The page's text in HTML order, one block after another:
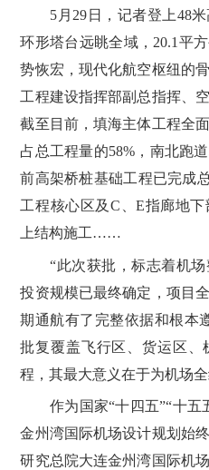
5月29日，记者登上48米
环形塔台远眺全域，20.1平
势恢宏，现代化航空枢纽的
工程建设指挥部副总指挥、
截至目前，填海主体工程全
占总工程量的58%，南北跑
前高架桥桩基础工程已完成
工程核心区及C、E指廊地
上结构施工……
“此次获批，标志着机场
投资规模已最终确定，项目
期通航有了完整依据和根本
批复覆盖飞行区、货运区、
程，其最大意义在于为机场全
作为国家“十四五”“十五
金州湾国际机场设计规划始
研究总院大连金州湾国际机